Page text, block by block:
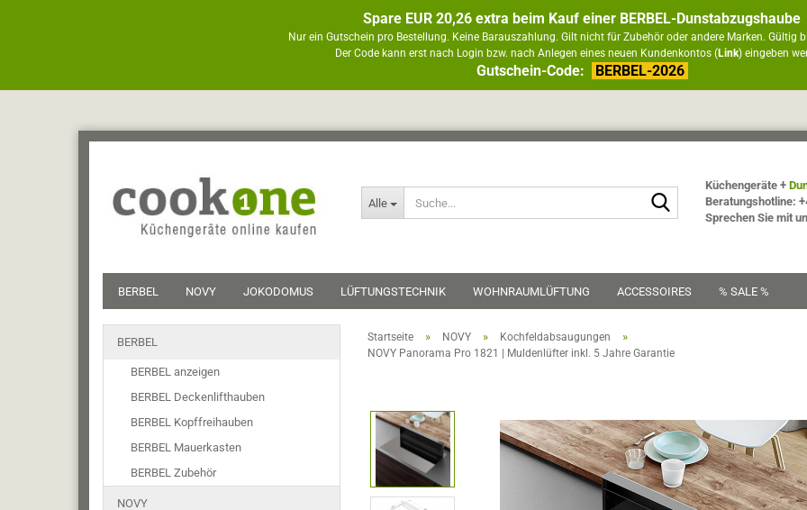
Alle
Suche...
Küchengeräte +
Beratungshotline:
Sprechen Sie mit
Spare EUR 20,26 extra beim Kauf einer BERBEL-Dunstabzugshaube
Nur ein Gutschein pro Bestellung. Keine Barauszahlung. Gilt nicht für Zubehör oder andere Marken. Gültig
Der Code kann erst nach Login bzw. nach Anlegen eines neuen Kundenkontos (Link) eingeben
Gutschein-Code: BERBEL-2026
BERBEL NOVY JOKODOMUS LÜFTUNGSTECHNIK WOHNRAUMLÜFTUNG ACCESSOIRES % SALE %
Startseite » NOVY » Kochfeldabsaugungen »
NOVY Panorama Pro 1821 | Muldenlüfter inkl. 5 Jahre Garantie
BERBEL
BERBEL anzeigen
BERBEL Deckenlifthauben
BERBEL Kopffreihauben
BERBEL Mauerkasten
BERBEL Zubehör
NOVY